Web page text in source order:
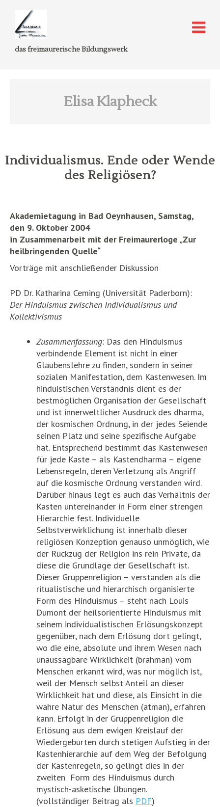
das freimaurerische Bildungswerk
Elisa Klapheck
Individualismus. Ende oder Wende
des Religiösen?
Akademietagung in Bad Oeynhausen, Samstag,
den 9. Oktober 2004
in Zusammenarbeit mit der Freimaurerloge „Zur
heilbringenden Quelle“
Vorträge mit anschließender Diskussion
PD Dr. Katharina Ceming (Universität Paderborn):
Der Hinduismus zwischen Individualismus und
Kollektivismus
Zusammenfassung: Das den Hinduismus
verbindende Element ist nicht in einer
Glaubenslehre zu finden, sondern in seiner
sozialen Manifestation, dem Kastenwesen. Im
hinduistischen Verständnis dient es der
bestmöglichen Organisation der Gesellschaft
und ist innerweltlicher Ausdruck des dharma,
der kosmischen Ordnung, in der jedes Seiende
seinen Platz und seine spezifische Aufgabe
hat. Entsprechend bestimmt das Kastenwesen
für jede Kaste – als Kastendharma – eigene
Lebensregeln, deren Verletzung als Angriff
auf die kosmische Ordnung verstanden wird.
Darüber hinaus legt es auch das Verhältnis der
Kasten untereinander in Form einer strengen
Hierarchie fest. Individuelle
Selbstverwirklichung ist innerhalb dieser
religiösen Konzeption genauso unmöglich, wie
der Rückzug der Religion ins rein Private, da
diese die Grundlage der Gesellschaft ist.
Dieser Gruppenreligion – verstanden als die
ritualistische und hierarchisch organisierte
Form des Hinduismus – steht nach Louis
Dumont der heilsorientierte Hinduismus mit
seinem individualistischen Erlösungskonzept
gegenüber, nach dem Erlösung dort gelingt,
wo die eine, absolute und ihrem Wesen nach
unaussagbare Wirklichkeit (brahman) vom
Menschen erkannt wird, was nur möglich ist,
weil der Mensch selbst Anteil an dieser
Wirklichkeit hat und diese, als Einsicht in die
wahre Natur des Menschen (atman), erfahren
kann. Erfolgt in der Gruppenreligion die
Erlösung aus dem ewigen Kreislauf der
Wiedergeburten durch stetigen Aufstieg in der
Kastenhierarchie auf dem Weg der Befolgung
der Kastenregeln, so gelingt dies in der
zweiten Form des Hinduismus durch
mystisch-asketische Übungen.
(vollständiger Beitrag als PDF)